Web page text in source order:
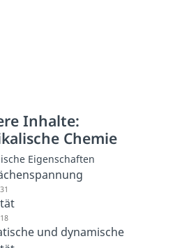
Inhalte:
Chemie
Eigenschaften
und dynamische